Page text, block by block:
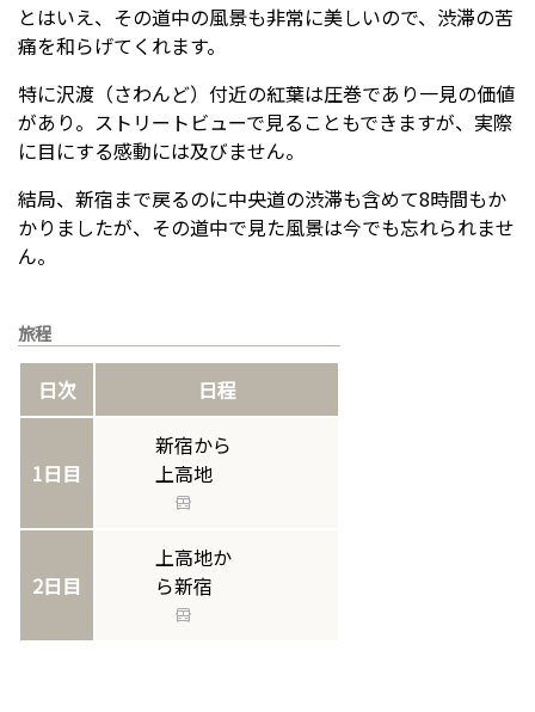
とはいえ、その道中の風景も非常に美しいので、渋滞の苦
痛を和らげてくれます。
特に沢渡（さわんど）付近の紅葉は圧巻であり一見の価値
があり。ストリートビューで見ることもできますが、実際
に目にする感動には及びません。
結局、新宿まで戻るのに中央道の渋滞も含めて8時間もか
かりましたが、その道中で見た風景は今でも忘れられませ
ん。
旅程
日次 日程
1日目
新宿から
上高地
2日目
上高地か
ら新宿